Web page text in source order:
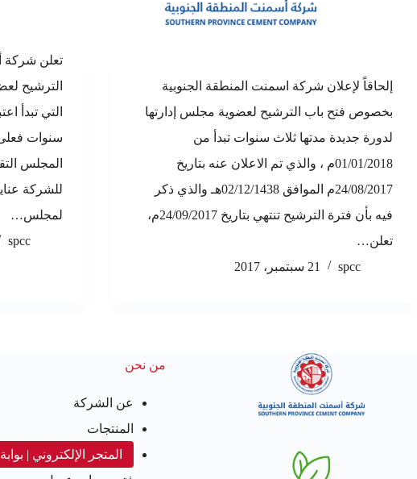
إلحاقاً لإعلان شركة اسمنت المنطقة الجنوبية
بخصوص فتح باب الترشيح لعضوية مجلس إدارتها
لدورة جديدة مدتها ثلاث سنوات تبدأ من
01/01/2018م ، والذي تم الاعلان عنه بتاريخ
24/08/2017م الموافق 02/12/1438هـ والذي ذكر
فيه بأن فترة الترشيح تنتهي بتاريخ 24/09/2017م،
تعلن…
spcc
21 سبتمبر، 2017
تعلن شركة
الترشيح
سنوات
المجلس
للشركة
لمجلس…
spcc
من نحن
عن الشركة
المنتجات
المتجر الإلكتروني |